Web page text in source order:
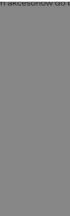
akcesoriów do